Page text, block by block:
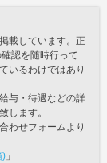
載しています。正
認を随時行って
いるわけではあり
与・待遇などの詳
します。
わせフォームより
) 」